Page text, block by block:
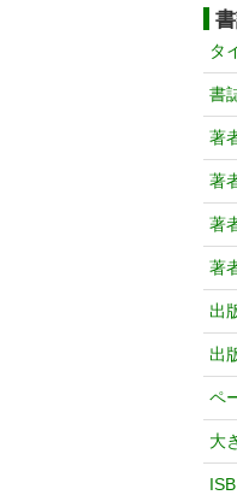
タ
書
著
著
著
著
出
出
ペ
大